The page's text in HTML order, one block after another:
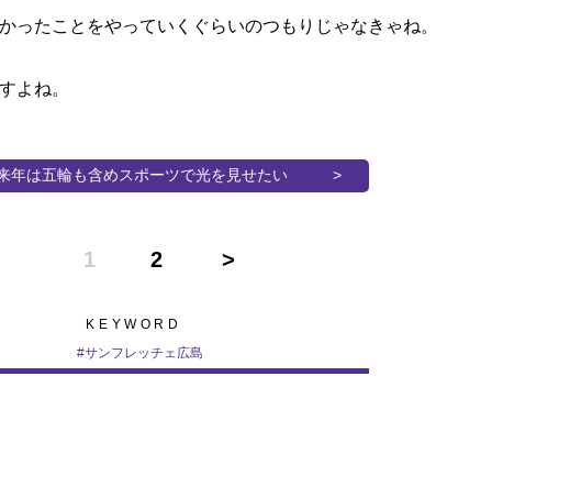
たことをやっていくぐらいのつもりじゃなきゃね。
よね。
年は五輪も含めスポーツで光を見せたい
1 2
KEYWORD
#サンフレッチェ広島